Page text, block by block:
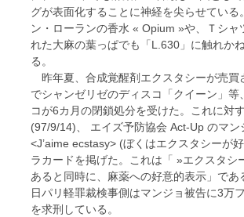
グが表面化することに神経を尖らせている
ン・ローランの香水 « Opium »や、Ｔシャ
れた大麻の葉っぱでも「L.630」に触れか
る。
昨年夏、合成覚醒剤エクスタシーが売買
でシャンゼリゼのディスコ「クイーン」等
コが6カ月の閉鎖処分を受けた。これに対
(97/9/14)、 エイズ予防協会 Act-Up のマン
<J’aime ecstasy> (ぼくはエクスタシーが
ラカードを掲げた。これは「 »エクスタシ
あると同時に、麻薬への好意的表示」であ
日パリ軽罪裁検事側はマンジョ被告に3万
を求刑している。